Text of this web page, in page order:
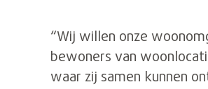
“Wij willen onze
bewoners van
waar zij samen kunnen